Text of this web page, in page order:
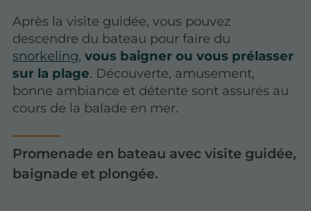
Après la visite guidée, vous pouvez
descendre du bateau pour faire du
snorkeling,vous baigner ou vous prélasser
sur la plage. Découverte, amusement,
bonne ambiance et détente sont assurés au
cours de la balade en mer.
Promenade en bateau avec visite guidée,
baignade et plongée.